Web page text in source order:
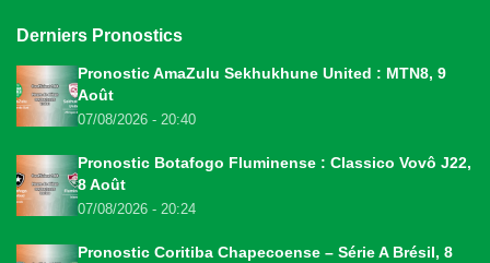
Derniers Pronostics
Pronostic AmaZulu Sekhukhune United : MTN8, 9
Août
07/08/2026 - 20:40
Pronostic Botafogo Fluminense : Classico Vovô J22,
8 Août
07/08/2026 - 20:24
Pronostic Coritiba Chapecoense – Série A Brésil, 8